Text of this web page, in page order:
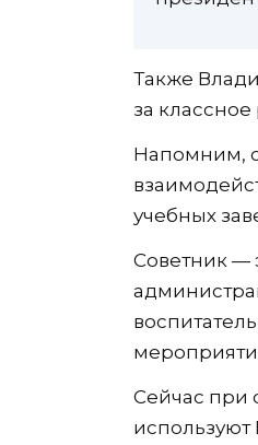
Также
за классное
Напомним,
учебных
Советник —
Сейчас при